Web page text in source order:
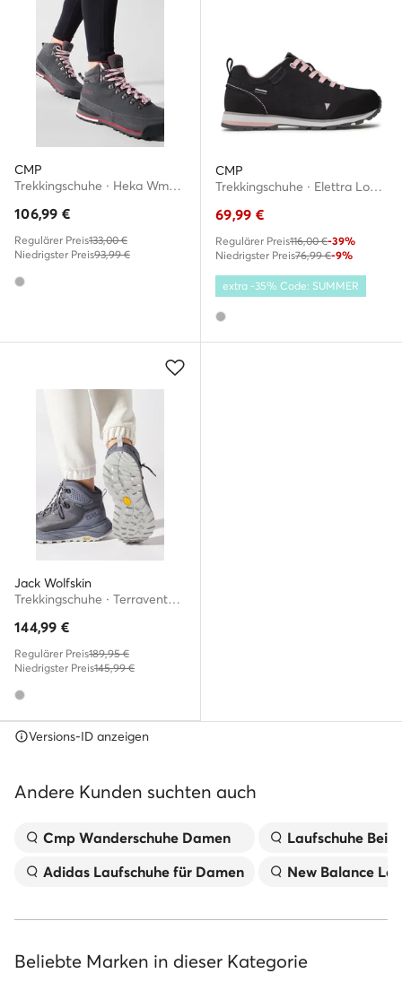
CMP
Trekkingschuhe · Heka Wmn Hiking Shoes Wp 3Q49556 · Grau
106,99 €
Regulärer Preis133,00 €
Niedrigster Preis93,99 €
CMP
Trekkingschuhe · Elettra Low Wmn Hiking Wp 38Q4616 · Grau
69,99 €
Regulärer Preis116,00 €-39%
Niedrigster Preis76,99 €-9%
extra -35% Code: SUMMER
Jack Wolfskin
Trekkingschuhe · Terraventure Texapore Mid W 4049991 · Grau
144,99 €
Regulärer Preis189,95 €
Niedrigster Preis145,99 €
Versions-ID anzeigen
Andere Kunden suchten auch
Cmp Wanderschuhe Damen
Adidas Laufschuhe für Damen
Laufschuhe
New Balance
Beliebte Marken in dieser Kategorie